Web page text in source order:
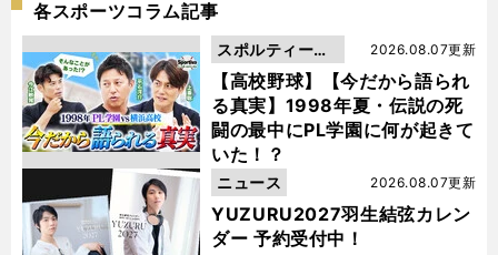
各スポーツコラム記事
【高校野球】【今だから語られ
る真実】1998年夏・伝説の死
闘の最中にPL学園に何が起きて
いた！？
2026.08.07更新
スポルティーバ
動画
YUZURU2027羽生結弦カレン
ダー 予約受付中！
2026.08.07更新
ニュース